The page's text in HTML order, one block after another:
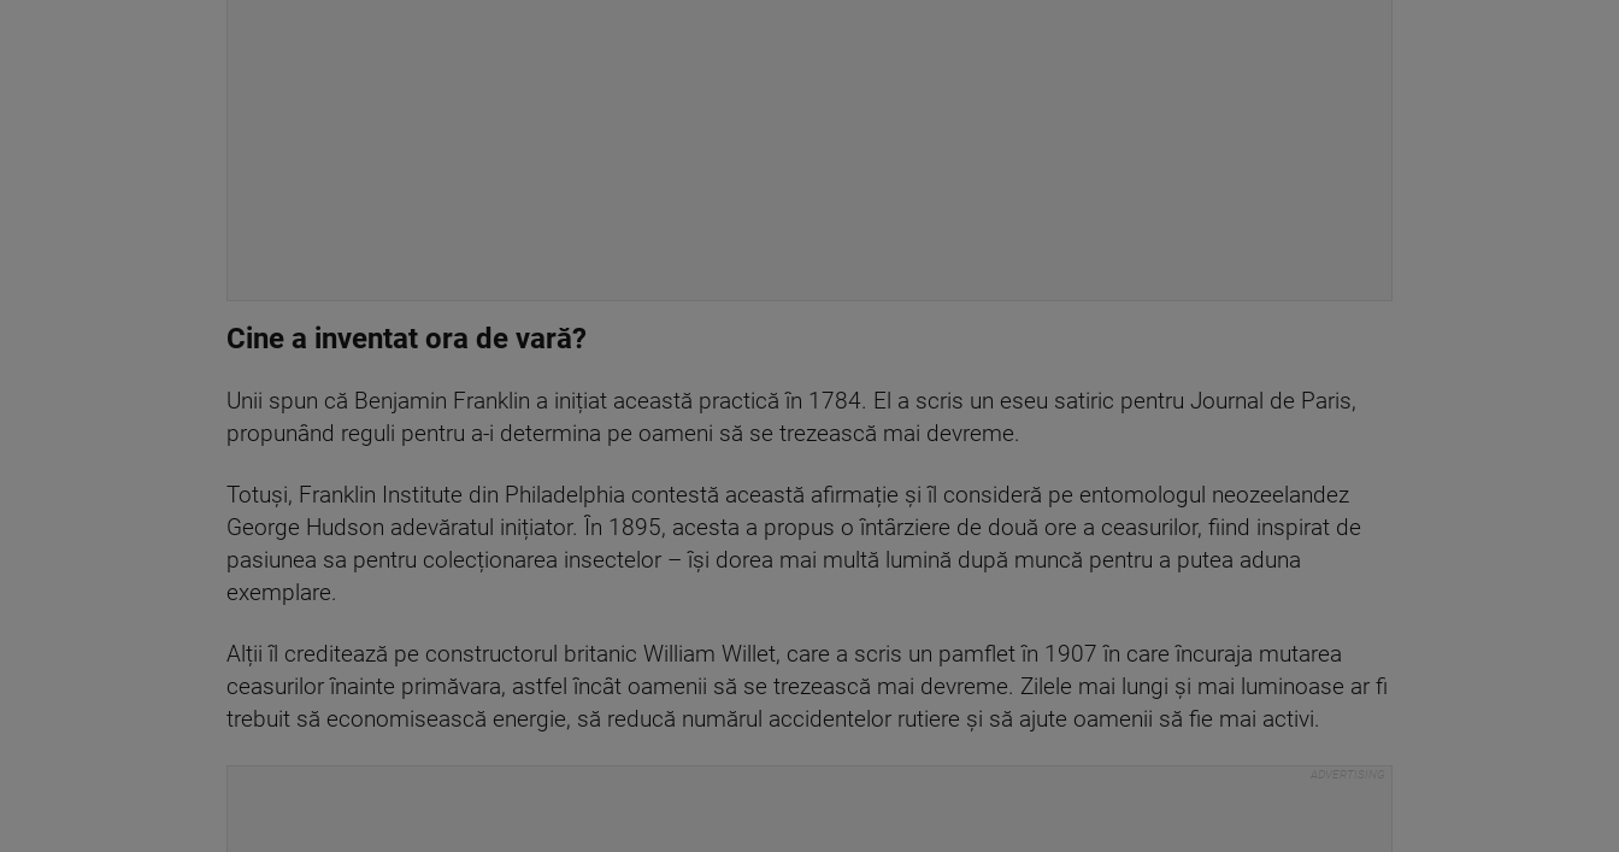
Cine a inventat ora de vară?
Unii spun că Benjamin Franklin a inițiat această practică în 1784. El a scris un eseu satiric pentru Journal de Paris,
propunând reguli pentru a-i determina pe oameni să se trezească mai devreme.
Totuși, Franklin Institute din Philadelphia contestă această afirmație și îl consideră pe entomologul neozeelandez
George Hudson adevăratul inițiator. În 1895, acesta a propus o întârziere de două ore a ceasurilor, fiind inspirat de
pasiunea sa pentru colecționarea insectelor – își dorea mai multă lumină după muncă pentru a putea aduna
exemplare.
Alții îl creditează pe constructorul britanic William Willet, care a scris un pamflet în 1907 în care încuraja mutarea
ceasurilor înainte primăvara, astfel încât oamenii să se trezească mai devreme. Zilele mai lungi și mai luminoase ar fi
trebuit să economisească energie, să reducă numărul accidentelor rutiere și să ajute oamenii să fie mai activi.